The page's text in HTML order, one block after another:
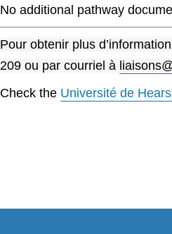
No additional pathway
Pour obtenir plus
209 ou par courriel à
Check the Université de